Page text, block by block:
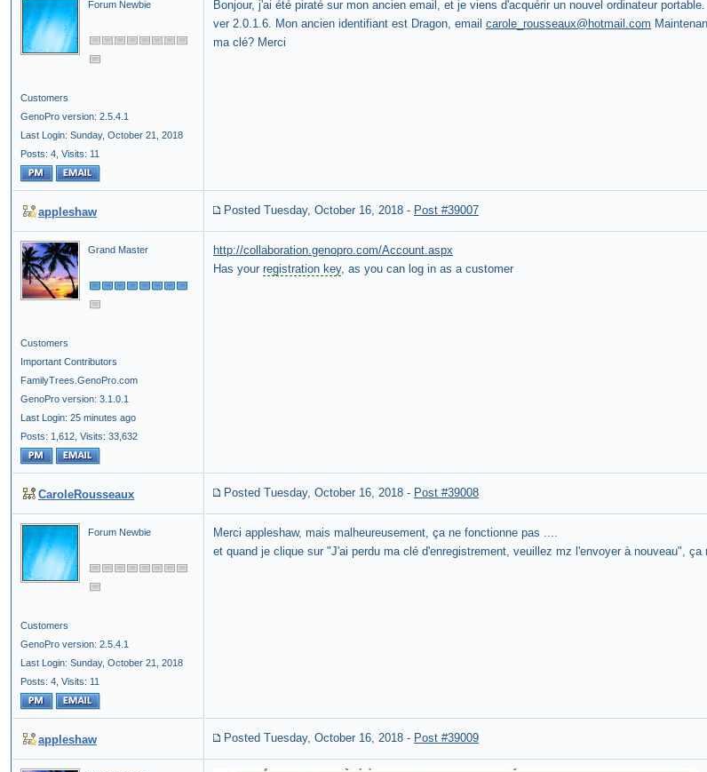
Forum Newbie
Customers
GenoPro version: 2.5.4.1
Last Login: Sunday, October 21, 2018
Posts: 4, Visits: 11
Bonjour, j'ai été piraté sur mon ancien email, et je viens d'acquérir un nouvel ordinateur portable.
ver 2.0.1.6. Mon ancien identifiant est Dragon, email carole_rousseaux@hotmail.com
ma clé? Merci
appleshaw Posted Tuesday, October 16, 2018 - Post #39007
Grand Master
Customers
Important Contributors
FamilyTrees.GenoPro.com
GenoPro version: 3.1.0.1
Last Login: 25 minutes ago
Posts: 1,612, Visits: 33,632
http://collaboration.genopro.com/Account.aspx
Has your registration key, as you can log in as a customer
CaroleRousseaux Posted Tuesday, October 16, 2018 - Post #39008
Forum Newbie
Customers
GenoPro version: 2.5.4.1
Last Login: Sunday, October 21, 2018
Posts: 4, Visits: 11
Merci appleshaw, mais malheureusement, ça ne fonctionne pas ....
et quand je clique sur "J'ai perdu ma clé d'enregistrement, veuillez mz l'envoyer à nouveau",
appleshaw Posted Tuesday, October 16, 2018 - Post #39009